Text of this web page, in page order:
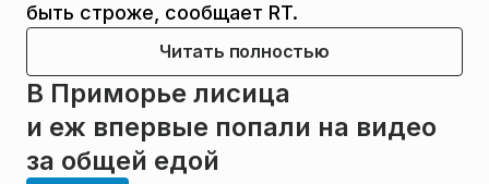
быть строже, сообщает RT.
Читать полностью
В Приморье лисица
и еж впервые попали на видео
за общей едой